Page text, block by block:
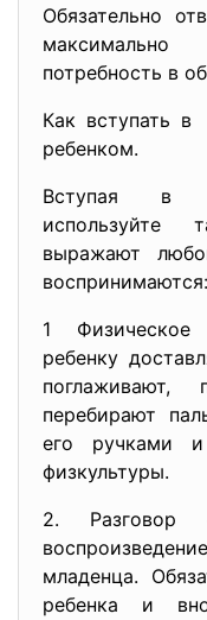
Обязательно
потребность в
Как вступать
ребенком.
Вступая в
используйте
выражают
воспринимаются:
1 Физическое
ребенку
поглаживают,
перебирают
его ручками
физкультуры.
2. Разговор
младенца.
ребенка и